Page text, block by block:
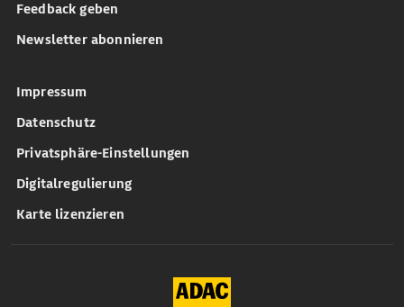
Feedback geben
Newsletter abonnieren
Impressum
Datenschutz
Privatsphäre-Einstellungen
Digitalregulierung
Karte lizenzieren